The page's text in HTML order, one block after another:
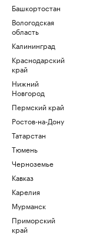
Башкортостан
Вологодская
область
Калининград
Краснодарский
край
Нижний
Новгород
Пермский край
Ростов-на-Дону
Татарстан
Тюмень
Черноземье
Кавказ
Карелия
Мурманск
Приморский
край